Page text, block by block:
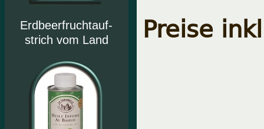
Erdbeerfruchtauf-
strich vom Land
Preise